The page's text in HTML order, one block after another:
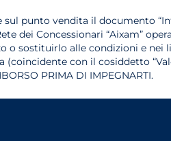
punto vendita il documento
dei Concessionari “Aixam”
o sostituirlo alle condizioni e
(coincidente con il cosiddetto
PRIMA DI IMPEGNARTI.